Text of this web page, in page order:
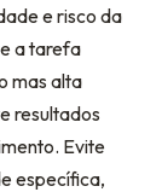
e risco da
a tarefa
mas alta
resultados
Evite
específica,